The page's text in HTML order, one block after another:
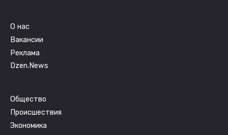
О нас
Вакансии
Реклама
Dzen.News
Общество
Происшествия
Экономика